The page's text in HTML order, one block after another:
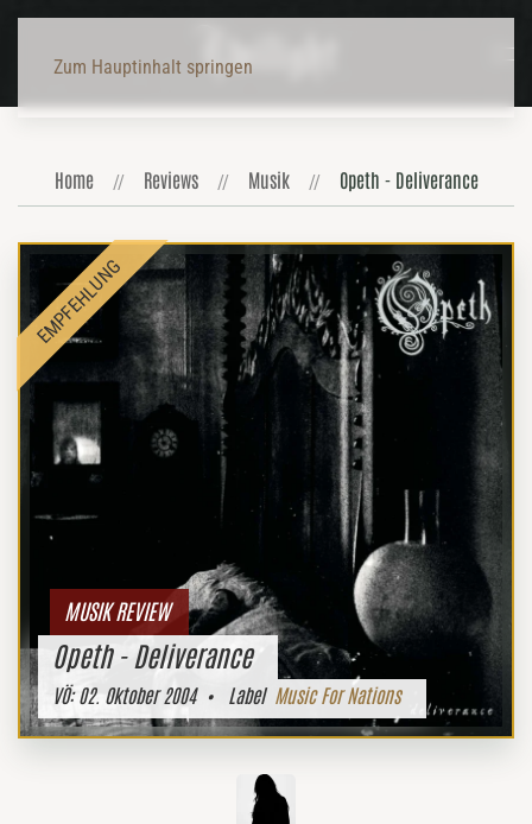
Zum Hauptinhalt springen
Home Reviews Musik Opeth - Deliverance
MUSIK REVIEW
Opeth - Deliverance
VÖ:02. Oktober 2004• Label Music For Nations